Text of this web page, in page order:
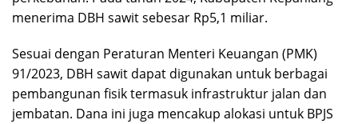
menerima DBH sawit sebesar Rp5,1 miliar.
Sesuai dengan Peraturan Menteri Keuangan (PMK)
91/2023, DBH sawit dapat digunakan untuk berbagai
pembangunan fisik termasuk infrastruktur jalan dan
jembatan. Dana ini juga mencakup alokasi untuk BPJS